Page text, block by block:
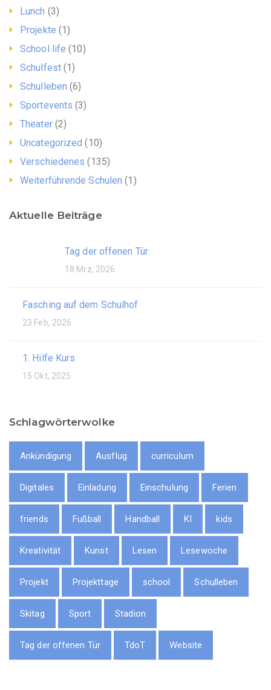
Lunch (3)
Projekte (1)
School life (10)
Schulfest(1)
Schulleben (6)
Sportevents (3)
Theater(2)
Uncategorized (10)
Verschiedenes (135)
Weiterführende Schulen (1)
Aktuelle Beiträge
Tag der offenen Tür
18 Mrz, 2026
Fasching auf dem Schulhof
23 Feb, 2026
1. Hilfe Kurs
15 Okt, 2025
Schlagwörterwolke
Ankündigung Ausflug curriculum
Digitales Einladung Einschulung Ferien
friends Fußball Handball KI kids
Kreativität Kunst Lesen Lesewoche
Projekt Projekttage school Schulleben
Skitag Sport Stadion
Tag der offenen Tür TdoT Website